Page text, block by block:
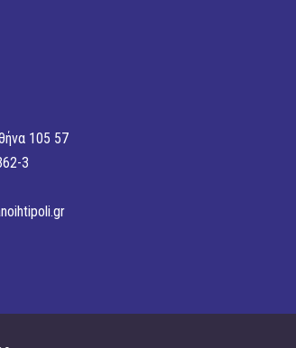
105 57
3